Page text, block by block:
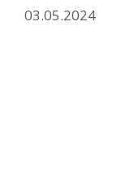
03.05.2024